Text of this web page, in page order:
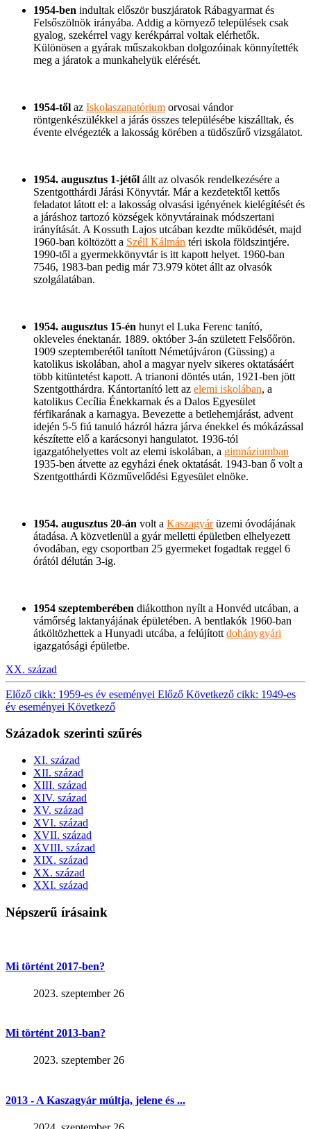
1954-ben indultak először buszjáratok Rábagyarmat és
Felsőszölnök irányába. Addig a környező települések csak
gyalog, szekérrel vagy kerékpárral voltak elérhetők.
Különösen a gyárak műszakokban dolgozóinak könnyítették
meg a járatok a munkahelyük elérését.
1954-től az Iskolaszanatórium orvosai vándor
röntgenkészülékkel a járás összes településébe kiszálltak, és
évente elvégezték a lakosság körében a tüdőszűrő vizsgálatot.
1954. augusztus 1-jétől állt az olvasók rendelkezésére a
Szentgotthárdi Járási Könyvtár. Már a kezdetektől kettős
feladatot látott el: a lakosság olvasási igényének kielégítését és
a járáshoz tartozó községek könyvtárainak módszertani
irányítását. A Kossuth Lajos utcában kezdte működését, majd
1960-ban költözött a Széll Kálmán téri iskola földszintjére.
1990-től a gyermekkönyvtár is itt kapott helyet. 1960-ban
7546, 1983-ban pedig már 73.979 kötet állt az olvasók
szolgálatában.
1954. augusztus 15-én hunyt el Luka Ferenc tanító,
okleveles énektanár. 1889. október 3-án született Felsőőrön.
1909 szeptemberétől tanított Németújváron (Güssing) a
katolikus iskolában, ahol a magyar nyelv sikeres oktatásáért
több kitüntetést kapott. A trianoni döntés után, 1921-ben jött
Szentgotthárdra. Kántortanító lett az elemi iskolában, a
katolikus Cecília Énekkarnak és a Dalos Egyesület
férfikarának a karnagya. Bevezette a betlehemjárást, advent
idején 5-5 fiú tanuló házról házra járva énekkel és mókázással
készítette elő a karácsonyi hangulatot. 1936-tól
igazgatóhelyettes volt az elemi iskolában, a gimnáziumban
1935-ben átvette az egyházi ének oktatását. 1943-ban ő volt a
Szentgotthárdi Közművelődési Egyesület elnöke.
1954. augusztus 20-án volt a Kaszagyárüzemi óvodájának
átadása. A közvetlenül a gyár melletti épületben elhelyezett
óvodában, egy csoportban 25 gyermeket fogadtak reggel 6
órától délután 3-ig.
1954 szeptemberében diákotthon nyílt a Honvéd utcában, a
vámőrség laktanyájának épületében. A bentlakók 1960-ban
átköltözhettek a Hunyadi utcába, a felújított dohánygyári
igazgatósági épületbe.
XX. század
Előző cikk: 1959-es év eseményei Előző Következő cikk: 1949-es
év eseményei Következő
Századok szerinti szűrés
XI. század
XII. század
XIII. század
XIV. század
XV. század
XVI. század
XVII. század
XVIII. század
XIX. század
XX. század
XXI. század
Népszerű írásaink
Mi történt 2017-ben?
2023. szeptember 26
Mi történt 2013-ban?
2023. szeptember 26
2013 - A Kaszagyár múltja, jelene és ...